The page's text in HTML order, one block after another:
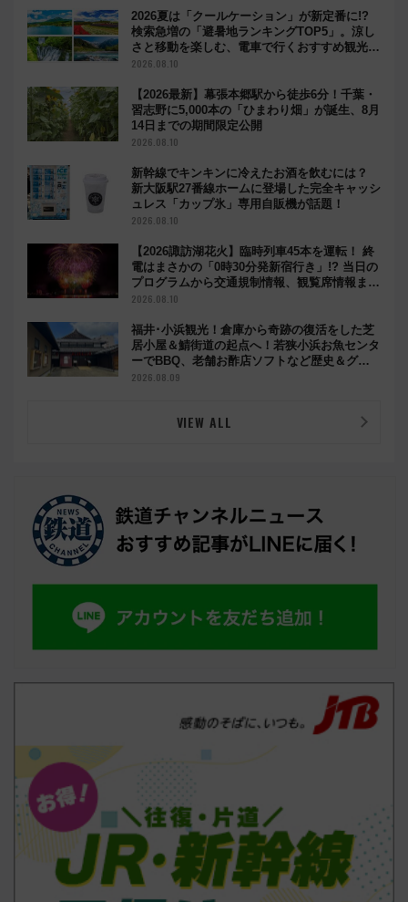
2026夏は「クールケーション」が新定番に!?
検索急増の「避暑地ランキングTOP5」。涼し
さと移動を楽しむ、電車で行くおすすめ観光情
報も
2026.08.10
【2026最新】幕張本郷駅から徒歩6分！千葉・
習志野に5,000本の「ひまわり畑」が誕生、8月
14日までの期間限定公開
2026.08.10
新幹線でキンキンに冷えたお酒を飲むには？
新大阪駅27番線ホームに登場した完全キャッシ
ュレス「カップ氷」専用自販機が話題！
2026.08.10
【2026諏訪湖花火】臨時列車45本を運転！ 終
電はまさかの「0時30分発新宿行き」!? 当日の
プログラムから交通規制情報、観覧席情報まで
徹底解説
2026.08.10
福井･小浜観光！倉庫から奇跡の復活をした芝
居小屋＆鯖街道の起点へ！若狭小浜お魚センタ
ーでBBQ、老舗お酢店ソフトなど歴史＆グル
メ散歩
2026.08.09
VIEW ALL